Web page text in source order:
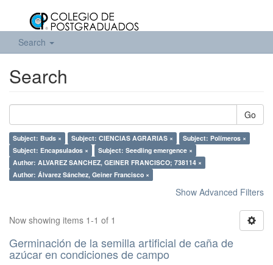
Search
Search
Go
Subject: Buds × Subject: CIENCIAS AGRARIAS ×
Subject: Polímeros ×
Subject: Encapsulados ×
Subject: Seedling emergence ×
Author: ALVAREZ SANCHEZ, GEINER FRANCISCO; 738114 ×
Author: Álvarez Sánchez, Geiner Francisco ×
Show Advanced Filters
Now showing items 1-1 of 1
Germinación de la semilla artificial de caña de
azúcar en condiciones de campo